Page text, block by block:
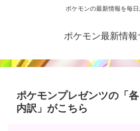
ポケモンの最新情報を毎日
ポケモン最新情報
ポケモンプレゼンツの「
内訳」がこちら